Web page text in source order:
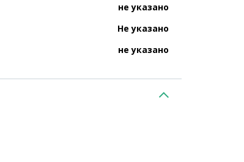
не указано
Не указано
не указано